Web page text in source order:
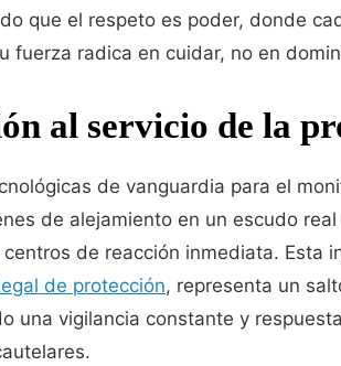
que el respeto es poder, donde
fuerza radica en cuidar, no en
al servicio de la
de vanguardia para el
de alejamiento en un escudo
de reacción inmediata. Esta
de protección, representa un
una vigilancia constante y